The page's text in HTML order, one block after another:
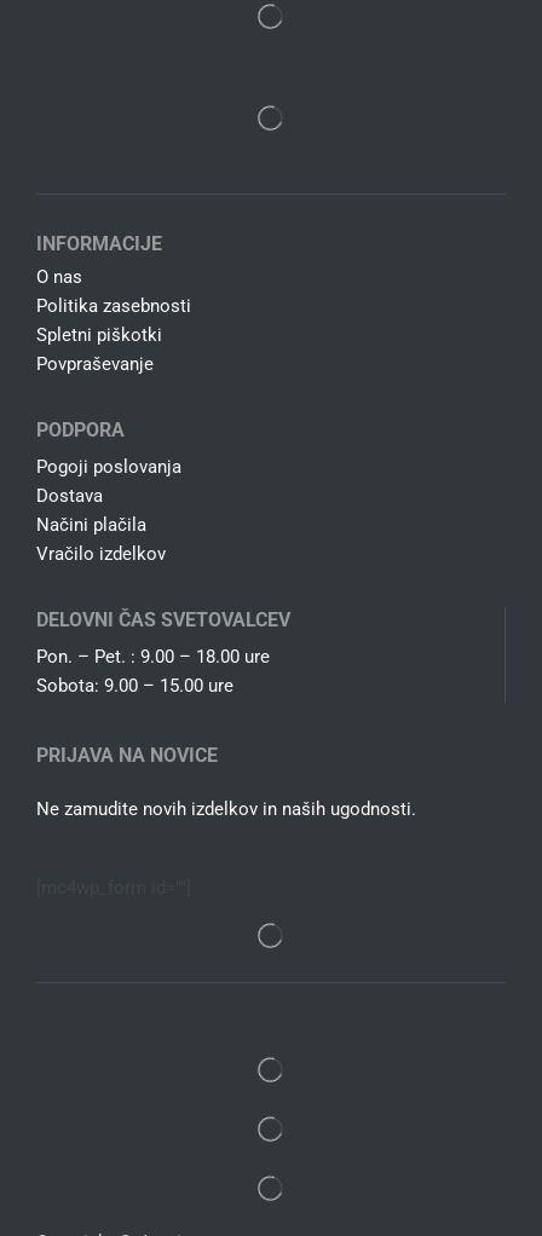
INFORMACIJE
O nas
Politika zasebnosti
Spletni piškotki
Povpraševanje
PODPORA
Pogoji poslovanja
Dostava
Načini plačila
Vračilo izdelkov
DELOVNI ČAS SVETOVALCEV
Pon. – Pet. : 9.00 – 18.00 ure
Sobota: 9.00 – 15.00 ure
PRIJAVA NA NOVICE
Ne zamudite novih izdelkov in naših ugodnosti.